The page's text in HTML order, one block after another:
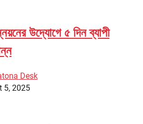
উদ্যোগে ৫ দিন ব্যাপী
Desk
5, 2025